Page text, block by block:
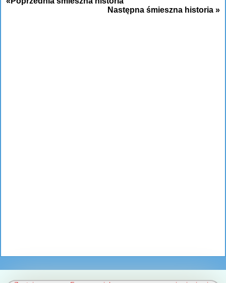
Następna śmieszna historia »